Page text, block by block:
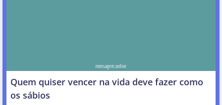
Quem quiser vencer na vida deve fazer como
os sábios